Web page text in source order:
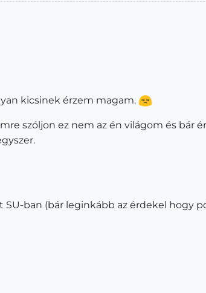
kicsinek érzem magam.
szóljon ez nem az én világom és bár
SU-ban (bár leginkább az érdekel hogy